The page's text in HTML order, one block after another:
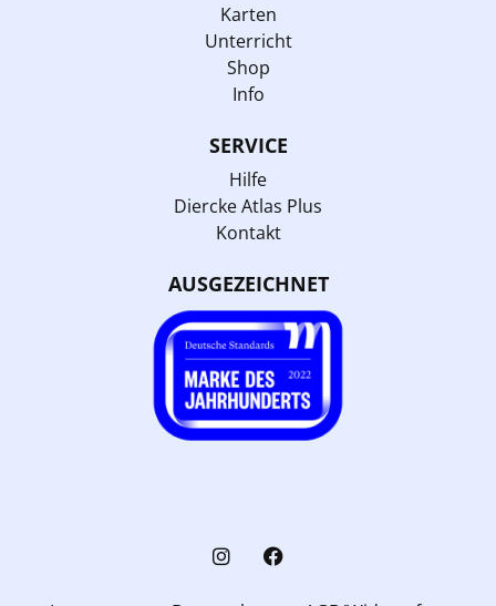
Karten
Unterricht
Shop
Info
SERVICE
Hilfe
Diercke Atlas Plus
Kontakt
AUSGEZEICHNET